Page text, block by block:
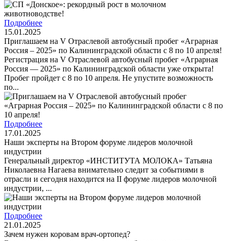
Подробнее
15.01.2025
Приглашаем на V Отраслевой автобусный пробег «Аграрная
Россия – 2025» по Калининградской области с 8 по 10 апреля!
Регистрация на V Отраслевой автобусный пробег «Аграрная
Россия — 2025» по Калининградской области уже открыта!
Пробег пройдет с 8 по 10 апреля. Не упустите возможность
по...
Подробнее
17.01.2025
Наши эксперты на Втором форуме лидеров молочной
индустрии
Генеральный директор «ИНСТИТУТА МОЛОКА» Татьяна
Николаевна Нагаева внимательно следит за событиями в
отрасли и сегодня находится на II форуме лидеров молочной
индустрии, ...
Подробнее
21.01.2025
Зачем нужен коровам врач-ортопед?